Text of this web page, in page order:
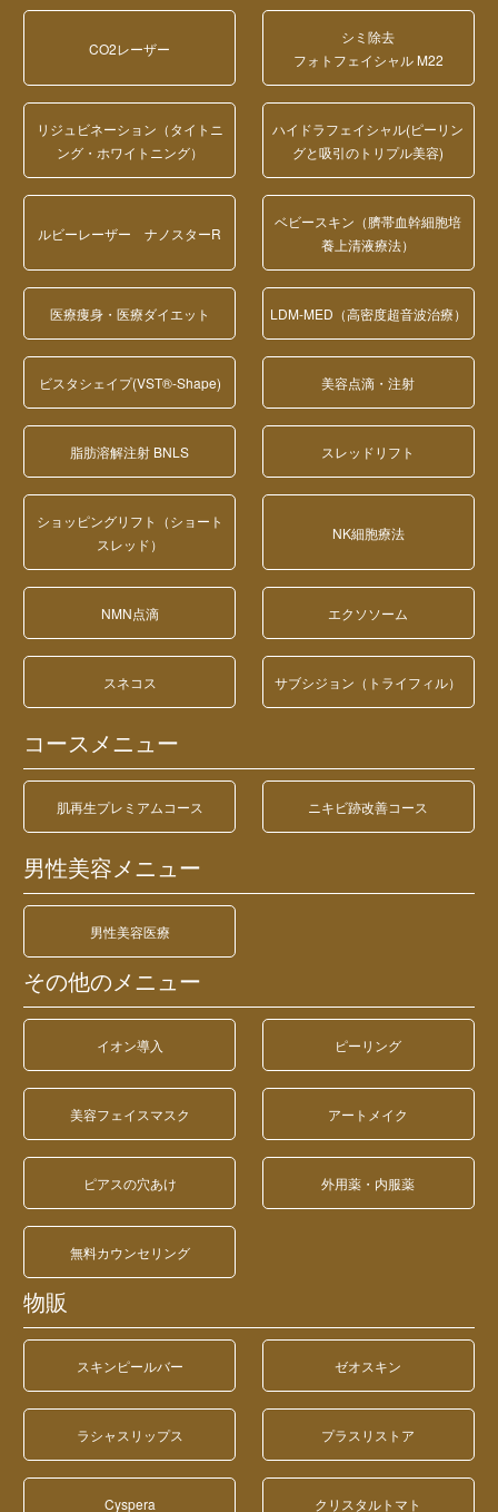
CO2レーザー
シミ除去
フォトフェイシャル M22
リジュビネーション（タイトニ
ング・ホワイトニング）
ハイドラフェイシャル(ピーリン
グと吸引のトリプル美容)
ルビーレーザー ナノスターR
ベビースキン（臍帯血幹細胞培
養上清液療法）
医療痩身・医療ダイエット LDM-MED（高密度超音波治療）
ビスタシェイプ(VST®-Shape) 美容点滴・注射
脂肪溶解注射 BNLS スレッドリフト
ショッピングリフト（ショート
スレッド）
NK細胞療法
NMN点滴 エクソソーム
スネコス サブシジョン（トライフィル）
コースメニュー
肌再生プレミアムコース ニキビ跡改善コース
男性美容メニュー
男性美容医療
その他のメニュー
イオン導入 ピーリング
美容フェイスマスク アートメイク
ピアスの穴あけ 外用薬・内服薬
無料カウンセリング
物販
スキンピールバー ゼオスキン
ラシャスリップス プラスリストア
Cyspera クリスタルトマト